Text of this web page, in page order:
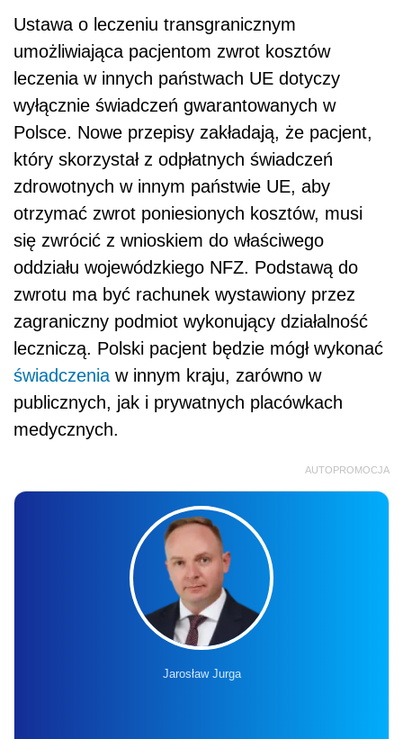
Ustawa o leczeniu transgranicznym
umożliwiająca pacjentom zwrot kosztów
leczenia w innych państwach UE dotyczy
wyłącznie świadczeń gwarantowanych w
Polsce. Nowe przepisy zakładają, że pacjent,
który skorzystał z odpłatnych świadczeń
zdrowotnych w innym państwie UE, aby
otrzymać zwrot poniesionych kosztów, musi
się zwrócić z wnioskiem do właściwego
oddziału wojewódzkiego NFZ. Podstawą do
zwrotu ma być rachunek wystawiony przez
zagraniczny podmiot wykonujący działalność
leczniczą. Polski pacjent będzie mógł wykonać
świadczenia w innym kraju, zarówno w
publicznych, jak i prywatnych placówkach
medycznych.
AUTOPROMOCJA
Jarosław Jurga